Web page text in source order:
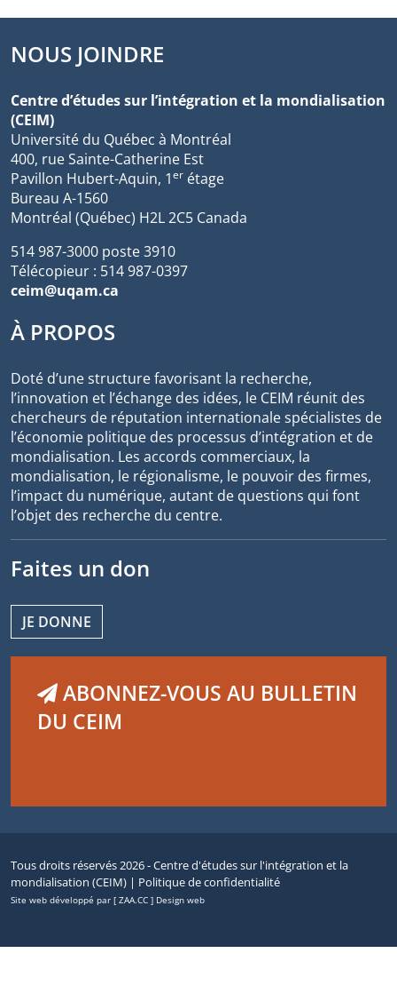
NOUS JOINDRE
Centre d’études sur l’intégration et la mondialisation
(CEIM)
Université du Québec à Montréal
400, rue Sainte-Catherine Est
Pavillon Hubert-Aquin, 1er étage
Bureau A-1560
Montréal (Québec) H2L 2C5 Canada
514 987-3000 poste 3910
Télécopieur : 514 987-0397
ceim@uqam.ca
À PROPOS
Doté d’une structure favorisant la recherche,
l’innovation et l’échange des idées, le CEIM réunit des
chercheurs de réputation internationale spécialistes de
l’économie politique des processus d’intégration et de
mondialisation. Les accords commerciaux, la
mondialisation, le régionalisme, le pouvoir des firmes,
l’impact du numérique, autant de questions qui font
l’objet des recherche du centre.
Faites un don
JE DONNE
ABONNEZ-VOUS AU BULLETIN
DU CEIM
Tous droits réservés 2026 - Centre d'études sur l'intégration et la
mondialisation (CEIM) | Politique de confidentialité
Site web développé par [ ZAA.CC ] Design web